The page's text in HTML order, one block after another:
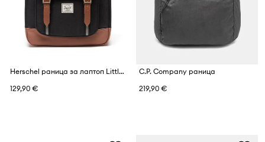
Herschel раница за лаптоп Little America™
129,90 €
C.P. Company раница
219,90 €